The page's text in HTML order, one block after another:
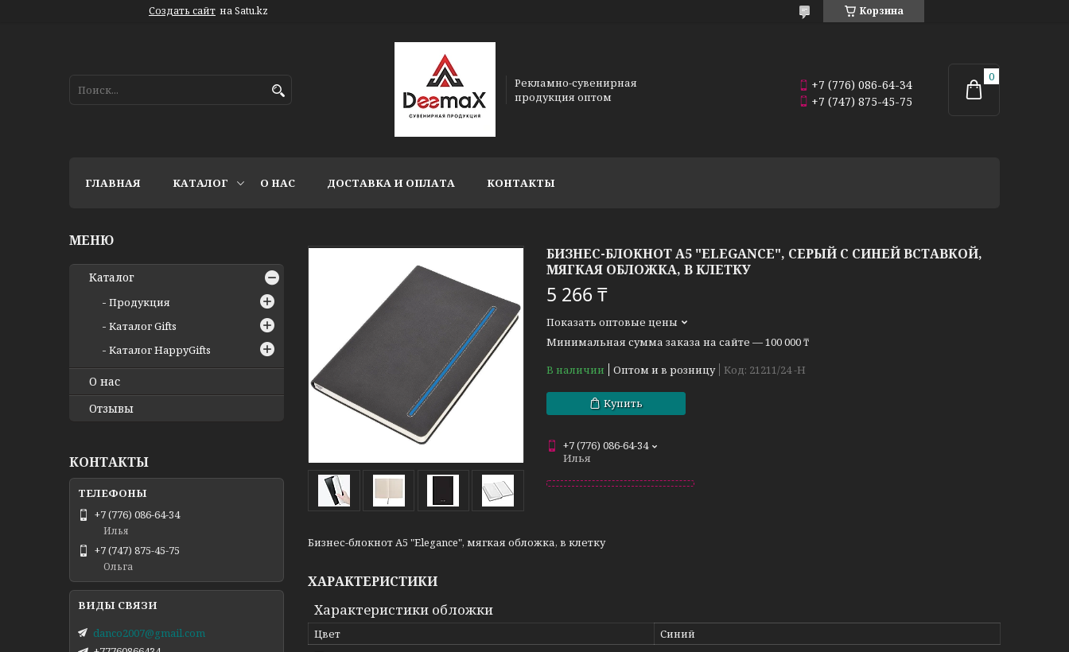
Создать сайт на Satu.kz Корзина
Рекламно-сувенирная
продукция оптом
+7 (776) 086-64-34
+7 (747) 875-45-75
ГЛАВНАЯ КАТАЛОГ О НАС ДОСТАВКА И ОПЛАТА КОНТАКТЫ
БИЗНЕС-БЛОКНОТ А5 "ELEGANCE", СЕРЫЙ С СИНЕЙ ВСТАВКОЙ,
МЯГКАЯ ОБЛОЖКА, В КЛЕТКУ
5 266 ₸
Показать оптовые цены
Минимальная сумма заказа на сайте — 100 000 ₸
В наличии
Оптом и в розницу Код: 21211/24 -Н
Купить
+7 (776) 086-64-34
Илья
Бизнес-блокнот А5 "Elegance", мягкая обложка, в клетку
ХАРАКТЕРИСТИКИ
Характеристики обложки
Цвет Синий
Каталог
Продукция
Каталог Gifts
Каталог HappyGifts
О нас
Отзывы
КОНТАКТЫ
+7 (776) 086-64-34
Илья
+7 (747) 875-45-75
Ольга
danco2007@gmail.com